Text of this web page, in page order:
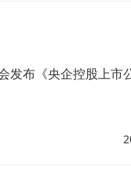
发布《央企控股上市